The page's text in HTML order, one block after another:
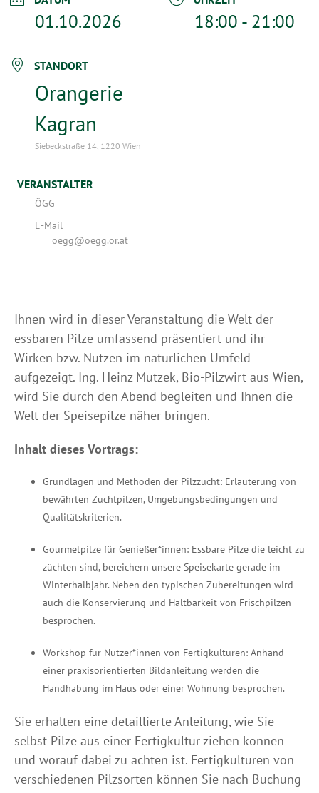
01.10.2026 18:00 - 21:00
STANDORT
Orangerie
Kagran
Siebeckstraße 14, 1220 Wien
VERANSTALTER
ÖGG
E-Mail
oegg@oegg.or.at
Ihnen wird in dieser Veranstaltung die Welt der
essbaren Pilze umfassend präsentiert und ihr
Wirken bzw. Nutzen im natürlichen Umfeld
aufgezeigt. Ing. Heinz Mutzek, Bio-Pilzwirt aus Wien,
wird Sie durch den Abend begleiten und Ihnen die
Welt der Speisepilze näher bringen.
Inhalt dieses Vortrags:
Grundlagen und Methoden der Pilzzucht: Erläuterung von
bewährten Zuchtpilzen, Umgebungsbedingungen und
Qualitätskriterien.
Gourmetpilze für Genießer*innen: Essbare Pilze die leicht zu
züchten sind, bereichern unsere Speisekarte gerade im
Winterhalbjahr. Neben den typischen Zubereitungen wird
auch die Konservierung und Haltbarkeit von Frischpilzen
besprochen.
Workshop für Nutzer*innen von Fertigkulturen: Anhand
einer praxisorientierten Bildanleitung werden die
Handhabung im Haus oder einer Wohnung besprochen.
Sie erhalten eine detaillierte Anleitung, wie Sie
selbst Pilze aus einer Fertigkultur ziehen können
und worauf dabei zu achten ist. Fertigkulturen von
verschiedenen Pilzsorten können Sie nach Buchung